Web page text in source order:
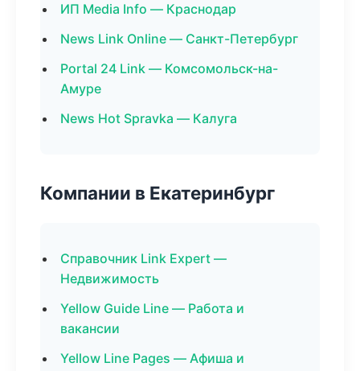
ИП Media Info — Краснодар
News Link Online — Санкт-Петербург
Portal 24 Link — Комсомольск-на-
Амуре
News Hot Spravka — Калуга
Компании в Екатеринбург
Справочник Link Expert —
Недвижимость
Yellow Guide Line — Работа и
вакансии
Yellow Line Pages — Афиша и